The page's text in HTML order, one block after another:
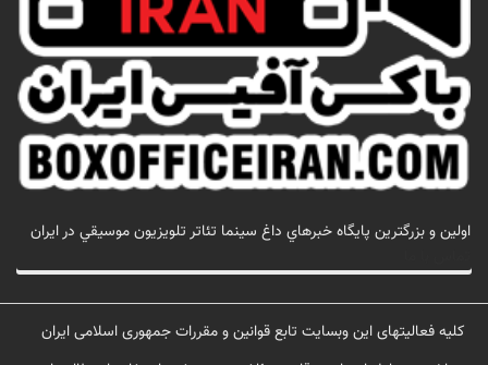
اولين و بزرگترين پايگاه خبرهاي داغ سينما تئاتر تلويزيون موسيقي در ايران
کلیه فعالیتهای این وبسایت تابع قوانین و مقررات جمهوری اسلامی ایران